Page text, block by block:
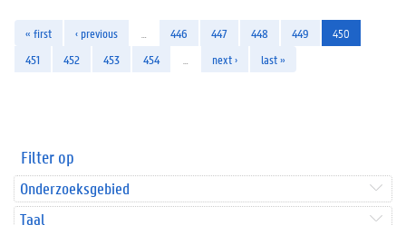
« first ‹ previous 446 447 448 449
450
451
452 453 454 next › last »
Filter op
Onderzoeksgebied
Taal